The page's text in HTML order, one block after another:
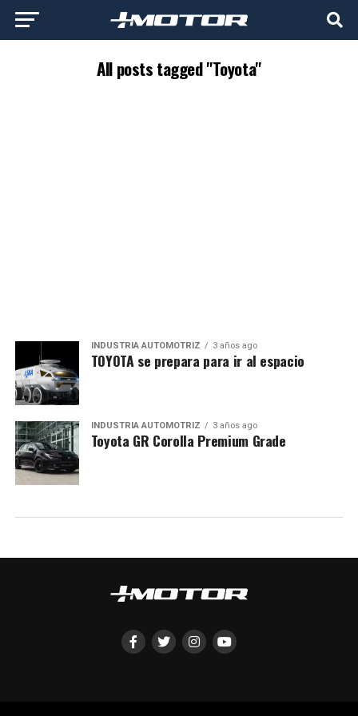
All posts tagged "Toyota"
INDUSTRIA AUTOMOTRIZ 3 años ago
TOYOTA se prepara para ir al espacio
INDUSTRIA AUTOMOTRIZ 3 años ago
Toyota GR Corolla Premium Grade